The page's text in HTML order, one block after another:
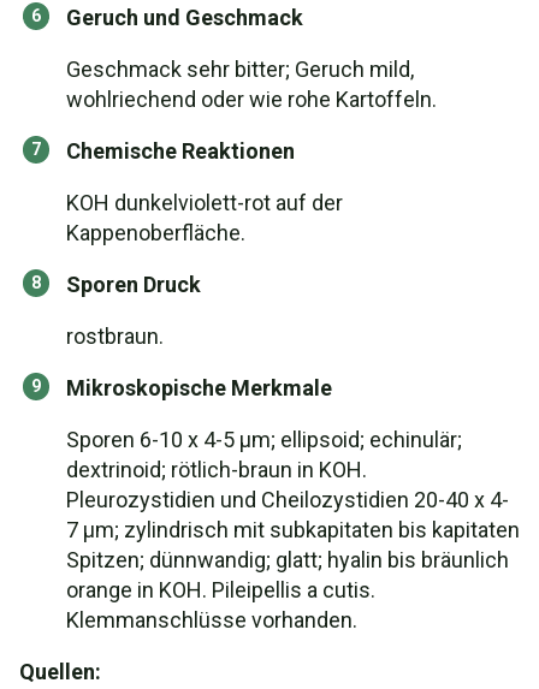
Geruch und Geschmack
Geschmack sehr bitter; Geruch mild,
wohlriechend oder wie rohe Kartoffeln.
Chemische Reaktionen
KOH dunkelviolett-rot auf der
Kappenoberfläche.
Sporen Druck
rostbraun.
Mikroskopische Merkmale
Sporen 6-10 x 4-5 µm; ellipsoid; echinulär;
dextrinoid; rötlich-braun in KOH.
Pleurozystidien und Cheilozystidien 20-40 x 4-
7 µm; zylindrisch mit subkapitaten bis kapitaten
Spitzen; dünnwandig; glatt; hyalin bis bräunlich
orange in KOH. Pileipellis a cutis.
Klemmanschlüsse vorhanden.
Quellen: